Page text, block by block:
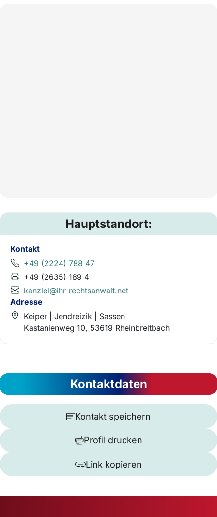
Hauptstandort:
Kontakt
+49 (2224) 788 47
+49 (2635) 189 4
kanzlei@ihr-rechtsanwalt.net
Adresse
Keiper | Jendreizik | Sassen
Kastanienweg 10, 53619 Rheinbreitbach
Kontaktdaten
Kontakt speichern
Profil drucken
Link kopieren